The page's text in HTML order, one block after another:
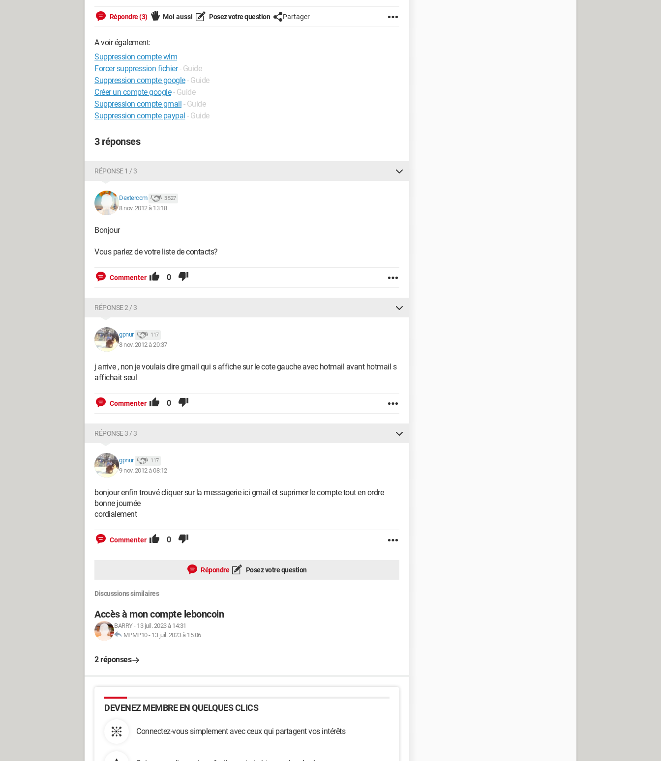
Répondre (3) Moi aussi Posez votre question Partager
A voir également:
Suppression compte wlm
Forcer suppression fichier - Guide
Suppression compte google- Guide
Créer un compte google - Guide
Suppression compte gmail - Guide
Suppression compte paypal - Guide
3 réponses
RÉPONSE 1 / 3
Dexterccm 3 527
8 nov. 2012 à 13:18
Bonjour
Vous parlez de votre liste de contacts?
Commenter 0
RÉPONSE 2 / 3
gpnur 117
8 nov. 2012 à 20:37
j arrive , non je voulais dire gmail qui s affiche sur le cote gauche avec hotmail avant hotmail s
affichait seul
Commenter 0
RÉPONSE 3 / 3
gpnur 117
9 nov. 2012 à 08:12
bonjour enfin trouvé cliquer sur la messagerie ici gmail et suprimer le compte tout en ordre
bonne journée
cordialement
Commenter 0
Répondre Posez votre question
Discussions similaires
Accès à mon compte leboncoin
BARRY- 13 juil. 2023 à 14:31
MPMP10- 13 juil. 2023 à 15:06
2 réponses
DEVENEZ MEMBRE EN QUELQUES CLICS
Connectez-vous simplement avec ceux qui partagent vos intérêts